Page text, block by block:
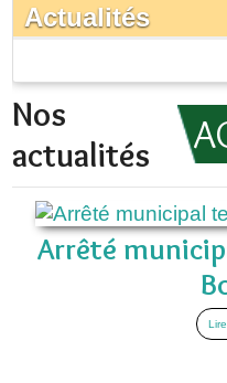
Actualités
Nos
actualités
Arrêté